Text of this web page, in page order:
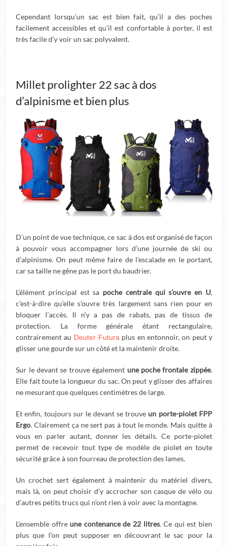
Cependant lorsqu’un sac est bien fait, qu’il a des poches
facilement accessibles et qu’il est confortable à porter, il est
très facile d’y voir un sac polyvalent.
Millet prolighter 22 sac à dos
d’alpinisme et bien plus
D’un point de vue technique, ce sac à dos est organisé de façon
à pouvoir vous accompagner lors d’une journée de ski ou
d’alpinisme. On peut même faire de l’escalade en le portant,
car sa taille ne gêne pas le port du baudrier.
L’élément principal est sa poche centrale qui s’ouvre en U,
c’est-à-dire qu’elle s’ouvre très largement sans rien pour en
bloquer l’accès. Il n’y a pas de rabats, pas de tissus de
protection. La forme générale étant rectangulaire,
contrairement au Deuter Futura plus en entonnoir, on peut y
glisser une gourde sur un côté et la maintenir droite.
Sur le devant se trouve également une poche frontale zippée.
Elle fait toute la longueur du sac. On peut y glisser des affaires
ne mesurant que quelques centimètres de large.
Et enfin, toujours sur le devant se trouveun porte-piolet FPP
Ergo. Clairement ça ne sert pas à tout le monde. Mais quitte à
vous en parler autant, donner les détails. Ce porte-piolet
permet de recevoir tout type de modèle de piolet en toute
sécurité grâce à son fourreau de protection des lames.
Un crochet sert également à maintenir du matériel divers,
mais là, on peut choisir d’y accrocher son casque de vélo ou
d’autres petits trucs qui n’ont rien à voir avec la montagne.
L’ensemble offreune contenance de 22 litres. Ce qui est bien
plus que l’on peut supposer en découvrant le sac pour la